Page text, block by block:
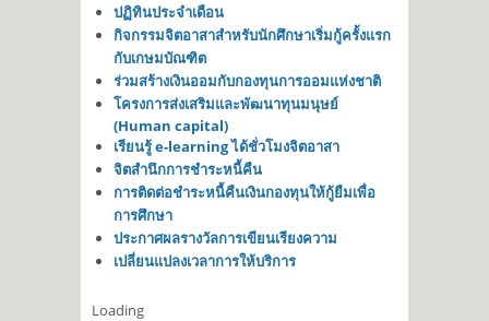
ปฏิทินประจำเดือน
กิจกรรมจิตอาสาสำหรับนักศึกษาเริ่มกู้ครั้งแรก
กับเกษมบัณฑิต
ร่วมสร้างเงินออมกับกองทุนการออมแห่งชาติ
โครงการส่งเสริมและพัฒนาทุนมนุษย์
(Human capital)
เรียนรู้ e-learning ได้ชั่วโมงจิตอาสา
จิตสำนึกการชำระหนี้คืน
การติดต่อชำระหนี้คืนเงินกองทุนให้กู้ยืมเพื่อ
การศึกษา
ประกาศผลรางวัลการเขียนเรียงความ
เปลี่ยนแปลงเวลาการให้บริการ
Loading